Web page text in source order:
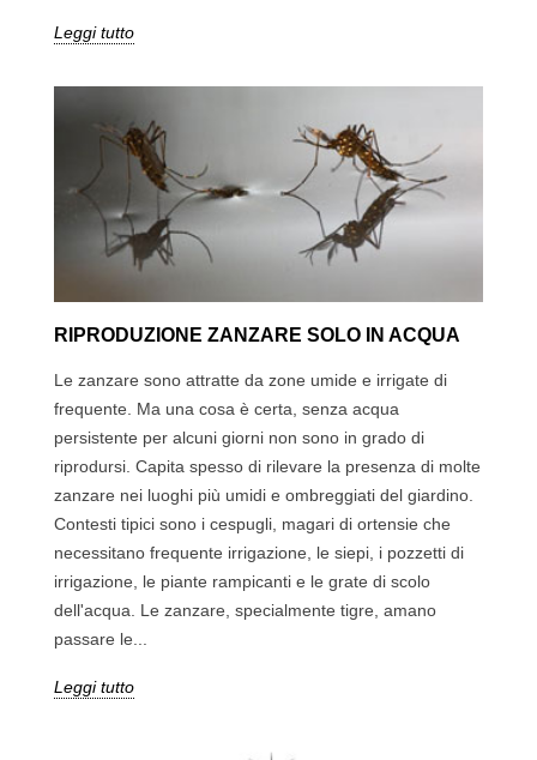
Leggi tutto
RIPRODUZIONE ZANZARE SOLO IN ACQUA
Le zanzare sono attratte da zone umide e irrigate di
frequente. Ma una cosa è certa, senza acqua
persistente per alcuni giorni non sono in grado di
riprodursi. Capita spesso di rilevare la presenza di molte
zanzare nei luoghi più umidi e ombreggiati del giardino.
Contesti tipici sono i cespugli, magari di ortensie che
necessitano frequente irrigazione, le siepi, i pozzetti di
irrigazione, le piante rampicanti e le grate di scolo
dell'acqua. Le zanzare, specialmente tigre, amano
passare le...
Leggi tutto